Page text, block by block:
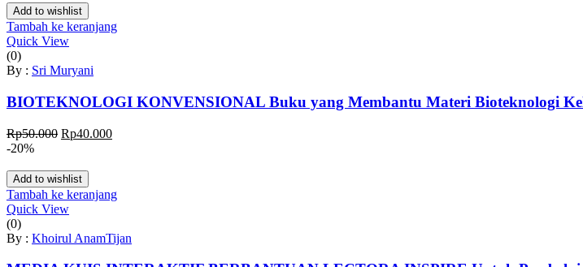
Rp50.000.
Rp40.000.
Add to wishlist
Tambah ke keranjang
Quick View
(0)
By : Sri Muryani
BIOTEKNOLOGI KONVENSIONAL Buku yang Membantu Materi Bioteknologi
Rp50.000 Harga
Rp50.000.
Rp40.000Harga
Rp40.000.
-20%
Add to wishlist
Tambah ke keranjang
Quick View
(0)
By : Khoirul AnamTijan